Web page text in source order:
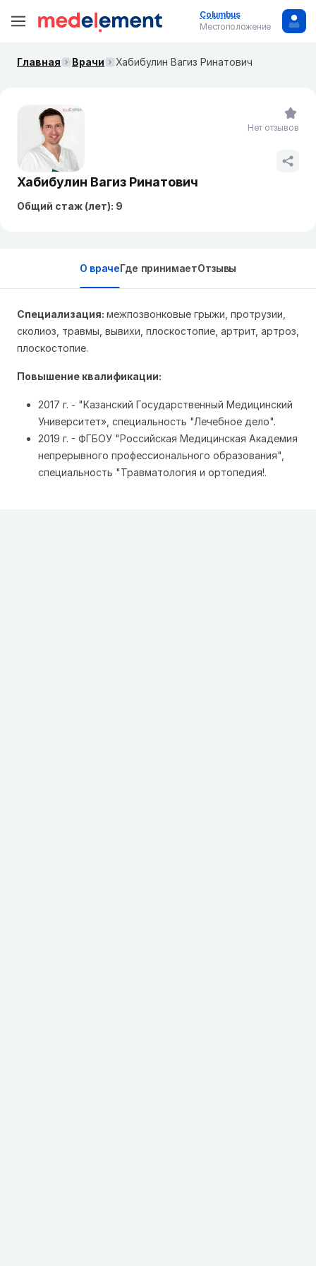
Columbus
Местоположение
Главная Врачи Хабибулин Вагиз Ринатович
Хабибулин Вагиз Ринатович
Общий стаж (лет): 9
Нет отзывов
О врачеГде принимаетОтзывы
Специализация: межпозвонковые грыжи, протрузии,
сколиоз, травмы, вывихи, плоскостопие, артрит, артроз,
плоскостопие.
Повышение квалификации:
2017 г. - "Казанский Государственный Медицинский
Университет», специальность "Лечебное дело".
2019 г. - ФГБОУ "Российская Медицинская Академия
непрерывного профессионального образования",
специальность "Травматология и ортопедия!.